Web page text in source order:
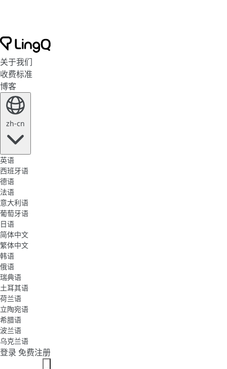
关于我们
收费标准
博客
zh-cn
英语
西班牙语
德语
法语
意大利语
葡萄牙语
日语
简体中文
繁体中文
韩语
俄语
瑞典语
土耳其语
荷兰语
立陶宛语
希腊语
波兰语
乌克兰语
登录 免费注册